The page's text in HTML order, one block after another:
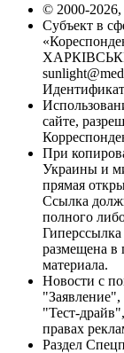
© 2000-2026,
Субъект в
сайте,
При
Украины и
прямая
Ссылка
полного
размещена в
материала.
Новости с
"Тест-
правах
Раздел